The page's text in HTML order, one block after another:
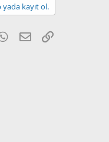
kayıt ol.
WhatsApp
E-posta